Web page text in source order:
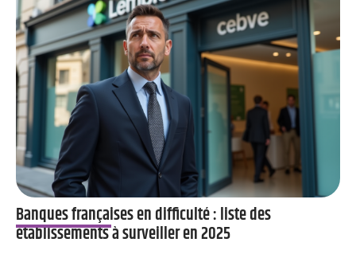
Banques françaises en difficulté : liste des
établissements à surveiller en 2025